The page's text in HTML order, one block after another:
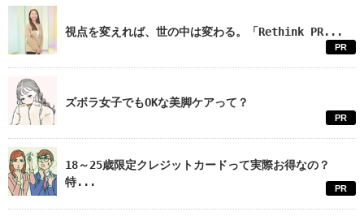
視点を変えれば、世の中は変わる。「Rethink PR...
PR
ズボラ女子でもOKな美脚ケアって？
PR
18～25歳限定クレジットカードって実際お得なの？
特...
PR